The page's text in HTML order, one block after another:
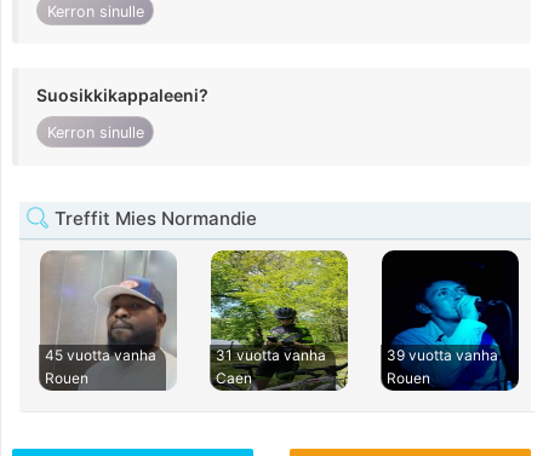
Kerron sinulle
Suosikkikappaleeni?
Kerron sinulle
Treffit Mies Normandie
45 vuotta vanha
Rouen
31 vuotta vanha
Caen
39 vuotta vanha
Rouen